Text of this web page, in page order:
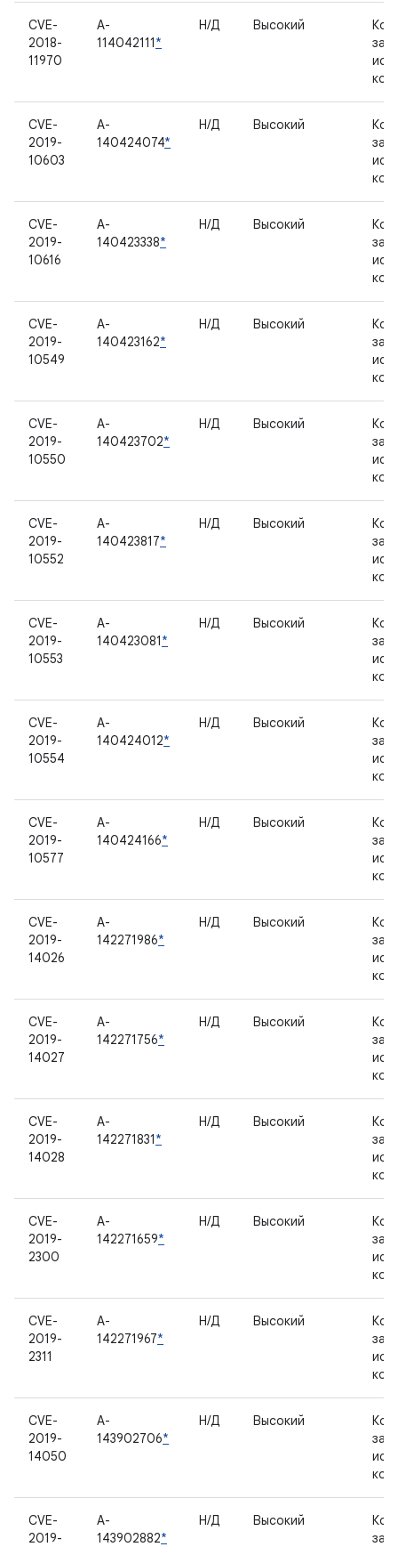
CVE-
2018-
11970
A-
114042111*
Н/Д Высокий
CVE-
2019-
10603
A-
140424074*
Н/Д Высокий
CVE-
2019-
10616
A-
140423338*
Н/Д Высокий
CVE-
2019-
10549
A-
140423162*
Н/Д Высокий
CVE-
2019-
10550
A-
140423702*
Н/Д Высокий
CVE-
2019-
10552
A-
140423817*
Н/Д Высокий
CVE-
2019-
10553
A-
140423081*
Н/Д Высокий
CVE-
2019-
10554
A-
140424012*
Н/Д Высокий
CVE-
2019-
10577
A-
140424166*
Н/Д Высокий
CVE-
2019-
14026
A-
142271986*
Н/Д Высокий
CVE-
2019-
14027
A-
142271756*
Н/Д Высокий
CVE-
2019-
14028
A-
142271831*
Н/Д Высокий
CVE-
2019-
2300
A-
142271659*
Н/Д Высокий
CVE-
2019-
2311
A-
142271967*
Н/Д Высокий
CVE-
2019-
14050
A-
143902706*
Н/Д Высокий
CVE-
2019-
A-
143902882*
Н/Д Высокий